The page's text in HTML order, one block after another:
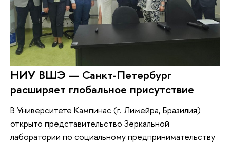
НИУ ВШЭ — Санкт-Петербург
расширяет глобальное присутствие
В Университете Кампинас (г. Лимейра, Бразилия)
открыто представительство Зеркальной
лаборатории по социальному предпринимательству